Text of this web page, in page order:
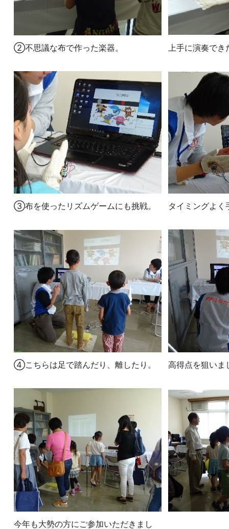
②不思議な布で作った楽器。 上手に演奏で
③布を使ったリズムゲームにも挑戦。 タイミングよく
④こちらは足で踏んだり、離したり。 高得点を狙いま
今年も大勢の方にご参加いただきまし